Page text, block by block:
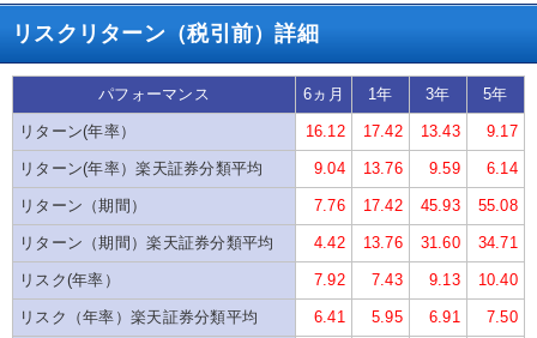
リスクリターン（税引前）詳細
パフォーマンス 6ヵ月 1年 3年 5年
リターン(年率） 16.12 17.42 13.43 9.17
リターン(年率）楽天証券分類平均 9.04 13.76 9.59 6.14
リターン（期間） 7.76 17.42 45.93 55.08
リターン（期間）楽天証券分類平均 4.42 13.76 31.60 34.71
リスク(年率） 7.92 7.43 9.13 10.40
リスク（年率）楽天証券分類平均 6.41 5.95 6.91 7.50